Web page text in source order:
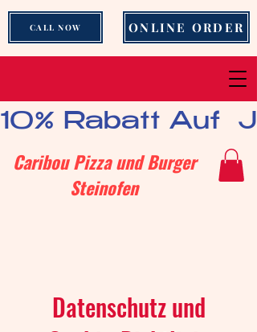
CALL NOW ONLINE ORDER
10% Rabatt Auf
Caribou Pizza und Burger
Steinofen
Datenschutz und